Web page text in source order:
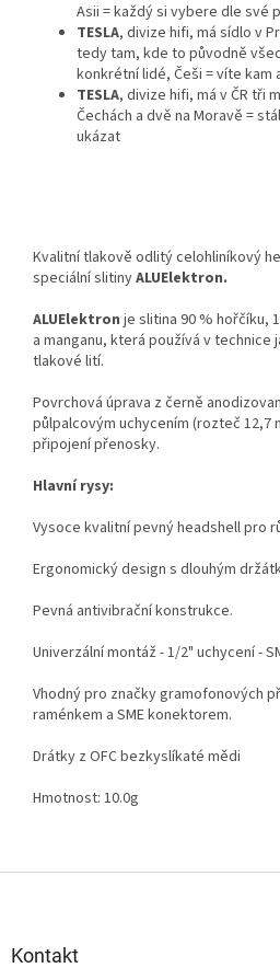
Asii = každý si vybere dle své
TESLA, divize hifi, má sídlo v
tedy tam, kde to původně
konkrétní lidé, Češi = víte kam
TESLA, divize hifi, má v ČR tři
Čechách a dvě na Moravě =
ukázat
Kvalitní tlakově odlitý celohliníkový
speciální slitinyALUElektron.
ALUElektron je slitina 90 % hořčíku,
a manganu, která používá v
tlakové lití.
Povrchová úprava z černě
půlpalcovým uchycením (rozteč 12,7
připojení přenosky.
Hlavní rysy:
Vysoce kvalitní pevný headshell pro
Ergonomický design s dlouhým
Pevná antivibrační konstrukce.
Univerzální montáž - 1/2" uchycení -
Vhodný pro značky gramofonových
raménkem a SME konektorem.
Drátky z OFC bezkyslíkaté mědi
Hmotnost: 10.0g
Kontakt